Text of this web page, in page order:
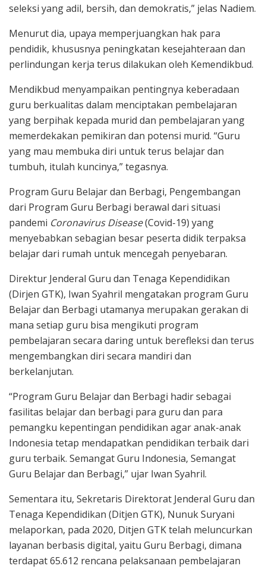
seleksi yang adil, bersih, dan demokratis,” jelas Nadiem.
Menurut dia, upaya memperjuangkan hak para
pendidik, khususnya peningkatan kesejahteraan dan
perlindungan kerja terus dilakukan oleh Kemendikbud.
Mendikbud menyampaikan pentingnya keberadaan
guru berkualitas dalam menciptakan pembelajaran
yang berpihak kepada murid dan pembelajaran yang
memerdekakan pemikiran dan potensi murid. “Guru
yang mau membuka diri untuk terus belajar dan
tumbuh, itulah kuncinya,” tegasnya.
Program Guru Belajar dan Berbagi, Pengembangan
dari Program Guru Berbagi berawal dari situasi
pandemi Coronavirus Disease(Covid-19) yang
menyebabkan sebagian besar peserta didik terpaksa
belajar dari rumah untuk mencegah penyebaran.
Direktur Jenderal Guru dan Tenaga Kependidikan
(Dirjen GTK), Iwan Syahril mengatakan program Guru
Belajar dan Berbagi utamanya merupakan gerakan di
mana setiap guru bisa mengikuti program
pembelajaran secara daring untuk berefleksi dan terus
mengembangkan diri secara mandiri dan
berkelanjutan.
“Program Guru Belajar dan Berbagi hadir sebagai
fasilitas belajar dan berbagi para guru dan para
pemangku kepentingan pendidikan agar anak-anak
Indonesia tetap mendapatkan pendidikan terbaik dari
guru terbaik. Semangat Guru Indonesia, Semangat
Guru Belajar dan Berbagi,” ujar Iwan Syahril.
Sementara itu, Sekretaris Direktorat Jenderal Guru dan
Tenaga Kependidikan (Ditjen GTK), Nunuk Suryani
melaporkan, pada 2020, Ditjen GTK telah meluncurkan
layanan berbasis digital, yaitu Guru Berbagi, dimana
terdapat 65.612 rencana pelaksanaan pembelajaran